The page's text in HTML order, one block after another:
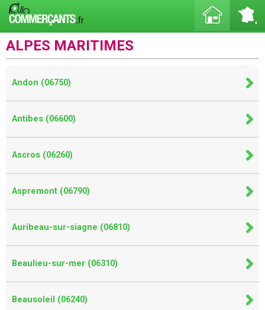
ALPES MARITIMES
Andon (06750)
Antibes (06600)
Ascros (06260)
Aspremont (06790)
Auribeau-sur-siagne (06810)
Beaulieu-sur-mer (06310)
Beausoleil (06240)